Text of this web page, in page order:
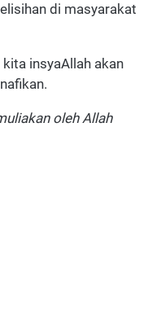
di masyarakat
insyaAllah akan
oleh Allah